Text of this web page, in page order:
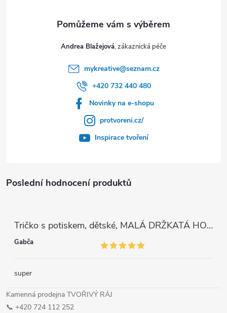
Poslední hodnocení produktů
Tričko s potiskem, dětské, MALÁ DRŽKATÁ HOLKA, 1 ks
Gabča
super
Kamenná prodejna TVOŘIVÝ RÁJ
📞 +420 724 112 252
Andrea Blažejová
mykreative@seznam.cz
+420 732 440 480
Novinky na e-shopu
protvoreni.cz/
Inspirace tvoření